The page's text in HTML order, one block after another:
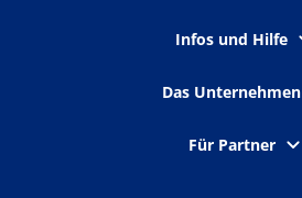
Infos und Hilfe
Das Unternehmen
Für Partner